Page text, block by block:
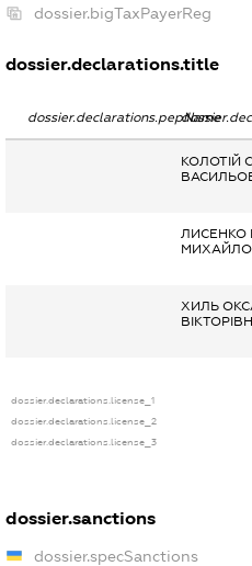
dossier.bigTaxPayerReg
dossier.declarations.title
dossier.declarations.pepName
КОЛОТІЙ
ЛИСЕНКО
ХИЛЬ
dossier.declarations.license_1
dossier.declarations.license_2
dossier.declarations.license_3
dossier.sanctions
dossier.specSanctions